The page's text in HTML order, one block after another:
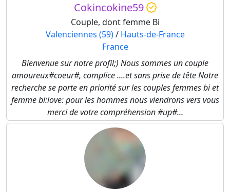
Cokincokine59
Couple, dont femme Bi
Valenciennes (59)/ Hauts-de-France
France
Bienvenue sur notre profil;) Nous sommes un couple
amoureux#coeur#, complice ....et sans prise de tête Notre
recherche se porte en priorité sur les couples femmes bi et
femme bi:love: pour les hommes nous viendrons vers vous
merci de votre compréhension #up#...